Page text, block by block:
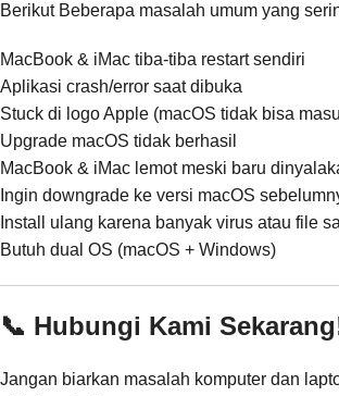
Berikut Beberapa masalah umum yang
MacBook & iMac tiba-tiba restart sendiri
Aplikasi crash/error saat dibuka
Stuck di logo Apple (macOS tidak bisa
Upgrade macOS tidak berhasil
MacBook & iMac lemot meski baru
Ingin downgrade ke versi macOS
Install ulang karena banyak virus atau file
Butuh dual OS (macOS + Windows)
📞 Hubungi Kami
Jangan biarkan masalah komputer dan